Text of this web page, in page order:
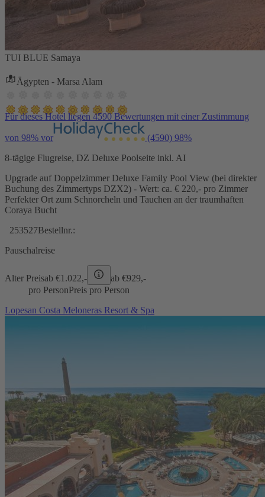
TUI BLUE Samaya
Ägypten - Marsa Alam
Für dieses Hotel liegen 4590 Bewertungen mit einer Zustimmung
von 98% vor (4590) 98%
8-tägige Flugreise, DZ Deluxe Poolseite inkl. AI
Upgrade auf Doppelzimmer Deluxe Family Pool View (bei direkter
Buchung des Zimmertyps DZX2) - Wert: ca. € 220,- pro Zimmer
Perfekter Ort zum Schnorcheln und Tauchen an der traumhaften
Coraya Bucht
253527Bestellnr.:
Pauschalreise
Alter Preisab €1.022,- ab €929,-
pro PersonPreis pro Person
Lopesan Costa Meloneras Resort & Spa